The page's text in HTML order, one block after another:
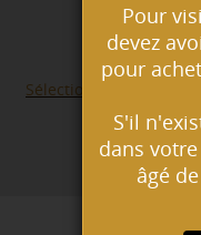
Sélection de Grains
Il se suffit à
Pour
devez
pour
S'il
dans
âgé